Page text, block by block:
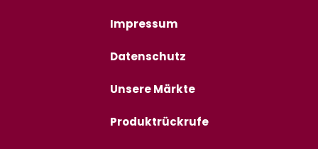
Impressum
Datenschutz
Unsere Märkte
Produktrückrufe